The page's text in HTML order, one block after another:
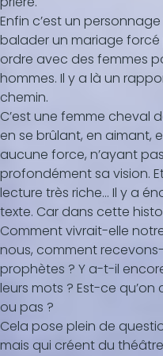
Enfin c’est un
balader un mariage forcé
ordre avec des femmes
hommes. Il y a là un
chemin.
C’est une femme cheval
en se brûlant, en aimant,
aucune force, n’ayant
profondément sa vision.
lecture très riche... Il y a
texte. Car dans cette
Comment vivrait-elle
nous, comment
prophètes ? Y a-t-il
leurs mots ? Est-ce
ou pas ?
Cela pose plein de
mais qui créent du